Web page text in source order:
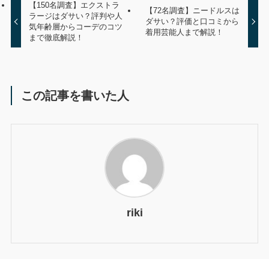
【150名調査】エクストラ
ラージはダサい？評判や人
気年齢層からコーデのコツ
まで徹底解説！
【72名調査】ニードルスは
ダサい？評価と口コミから
着用芸能人まで解説！
この記事を書いた人
riki